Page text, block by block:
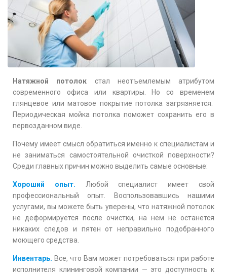
Натяжной потолок стал неотъемлемым атрибутом
современного офиса или квартиры. Но со временем
глянцевое или матовое покрытие потолка загрязняется.
Периодическая мойка потолка поможет сохранить его в
первозданном виде.
Почему имеет смысл обратиться именно к специалистам и
не заниматься самостоятельной очисткой поверхности?
Среди главных причин можно выделить самые основные:
Хороший опыт. Любой специалист имеет свой
профессиональный опыт. Воспользовавшись нашими
услугами, вы можете быть уверены, что натяжной потолок
не деформируется после очистки, на нем не останется
никаких следов и пятен от неправильно подобранного
моющего средства.
Инвентарь. Все, что Вам может потребоваться при работе
исполнителя клининговой компании — это доступность к